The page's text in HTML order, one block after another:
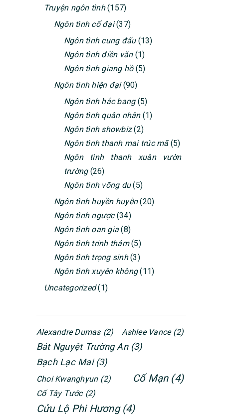
Truyện ngôn tình(157)
Ngôn tình cổ đại(37)
Ngôn tình cung đấu(13)
Ngôn tình điền văn(1)
Ngôn tình giang hồ(5)
Ngôn tình hiện đại(90)
Ngôn tình hắc bang(5)
Ngôn tình quân nhân(1)
Ngôn tình showbiz(2)
Ngôn tình thanh mai trúc mã(5)
Ngôn tình thanh xuân vườn
trường(26)
Ngôn tình võng du(5)
Ngôn tình huyền huyễn(20)
Ngôn tình ngược(34)
Ngôn tình oan gia (8)
Ngôn tình trinh thám(5)
Ngôn tình trọng sinh(3)
Ngôn tình xuyên không(11)
Uncategorized(1)
Alexandre Dumas (2) Ashlee Vance (2)
Bát Nguyệt Trường An (3)
Bạch Lạc Mai (3)
Choi Kwanghyun (2) Cố Mạn (4)
Cố Tây Tước (2)
Cửu Lộ Phi Hương (4)